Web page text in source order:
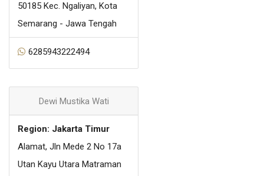
50185 Kec. Ngaliyan, Kota
Semarang - Jawa Tengah
6285943222494
Dewi Mustika Wati
Region: Jakarta Timur
Alamat, Jln Mede 2 No 17a
Utan Kayu Utara Matraman